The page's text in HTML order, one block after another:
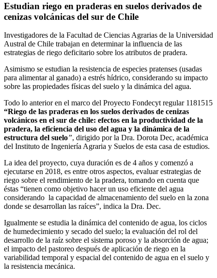
Estudian riego en praderas en suelos derivados de
cenizas volcánicas del sur de Chile
Investigadores de la Facultad de Ciencias Agrarias de la Universidad
Austral de Chile trabajan en determinar la influencia de las
estrategias de riego deficitario sobre los atributos de pradera.
Asimismo se estudian la resistencia de especies pratenses (usadas
para alimentar al ganado) a estrés hídrico, considerando su impacto
sobre las propiedades físicas del suelo y la dinámica del agua.
Todo lo anterior en el marco del Proyecto Fondecyt regular 1181515
“Riego de las praderas en los suelos derivados de cenizas
volcánicos en el sur de chile: efectos en la productividad de la
pradera, la eficiencia del uso del agua y la dinámica de la
estructura del suelo”, dirigido por la Dra. Dorota Dec, académica
del Instituto de Ingeniería Agraria y Suelos de esta casa de estudios.
La idea del proyecto, cuya duración es de 4 años y comenzó a
ejecutarse en 2018, es entre otros aspectos, evaluar estrategias de
riego sobre el rendimiento de la pradera, tomando en cuenta que
éstas “tienen como objetivo hacer un uso eficiente del agua
considerando la capacidad de almacenamiento del suelo en la zona
donde se desarrollan las raíces”, indica la Dra. Dec.
Igualmente se estudia la dinámica del contenido de agua, los ciclos
de humedecimiento y secado del suelo; la evaluación del rol del
desarrollo de la raíz sobre el sistema poroso y la absorción de agua;
el impacto del pastoreo después de aplicación de riego en la
variabilidad temporal y espacial del contenido de agua en el suelo y
la resistencia mecánica.